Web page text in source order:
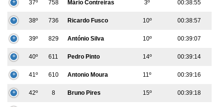
37º 758 Mário Contreiras 3º 00:38:55
38º 736 Ricardo Fusco 10º 00:38:57
39º 829 António Silva 10º 00:39:07
40º 611 Pedro Pinto 14º 00:39:14
41º 610 Antonio Moura 11º 00:39:16
42º 8 Bruno Pires 15º 00:39:18